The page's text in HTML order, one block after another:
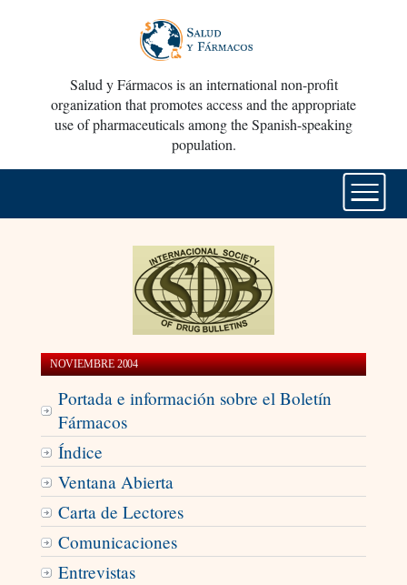
Salud y Fármacos is an international non-profit
organization that promotes access and the appropriate
use of pharmaceuticals among the Spanish-speaking
population.
NOVIEMBRE 2004
Portada e información sobre el Boletín
Fármacos
Índice
Ventana Abierta
Carta de Lectores
Comunicaciones
Entrevistas